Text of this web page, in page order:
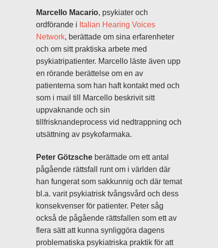
Marcello Macario, psykiater och
ordförande i Italian Hearing Voices
Network, berättade om sina erfarenheter
och om sitt praktiska arbete med
psykiatripatienter. Marcello läste även upp
en rörande berättelse om en av
patienterna som han haft kontakt med och
som i mail till Marcello beskrivit sitt
uppvaknande och sin
tillfrisknandeprocess vid nedtrappning och
utsättning av psykofarmaka.
Peter Götzsche berättade om ett antal
pågående rättsfall runt om i världen där
han fungerat som sakkunnig och där temat
bl.a. varit psykiatrisk tvångsvård och dess
konsekvenser för patienter. Peter såg
också de pågående rättsfallen som ett av
flera sätt att kunna synliggöra dagens
problematiska psykiatriska praktik för att